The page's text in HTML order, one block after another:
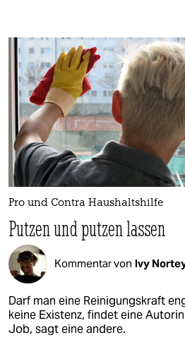
berlin
nord
wahrheit
verlag
verlag
shop
fragen & hilfe
unterstützen
abo
genossenschaft
Pro und Contra Haushaltshilfe
Putzen und putzen lassen
Kommentar von Ivy
Darf man eine Reinigungskraft
keine Existenz, findet eine
Job, sagt eine andere.